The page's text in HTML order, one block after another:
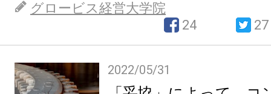
グロービス経営大学院
24
27
2022/05/31